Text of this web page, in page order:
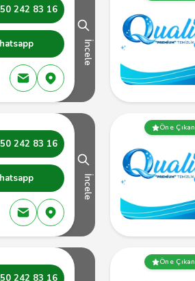
242 83 16
İncele
242 83 16
İncele
Öne Çıkan
242 83 16
Öne Çıkan